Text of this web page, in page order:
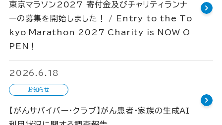
東京マラソン2027 寄付金及びチャリティランナ
ーの募集を開始しました！ / Entry to the To
kyo Marathon 2027 Charity is NOW O
PEN！
2026.6.18
お知らせ
【がんサバイバー・クラブ】がん患者・家族の生成AI